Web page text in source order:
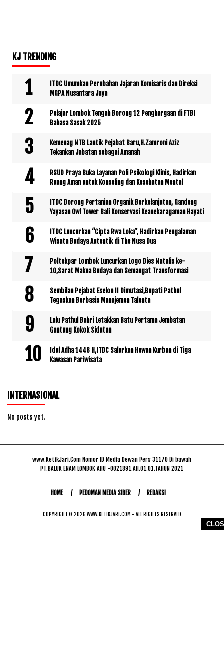
KJ TRENDING
ITDC Umumkan Perubahan Jajaran Komisaris dan Direksi
MGPA Nusantara Jaya
Pelajar Lombok Tengah Borong 12 Penghargaan di FTBI
Bahasa Sasak 2025
Kemenag NTB Lantik Pejabat Baru,H.Zamroni Aziz
Tekankan Jabatan sebagai Amanah
RSUD Praya Buka Layanan Poli Psikologi Klinis, Hadirkan
Ruang Aman untuk Konseling dan Kesehatan Mental
ITDC Dorong Pertanian Organik Berkelanjutan, Gandeng
Yayasan Owl Tower Bali Konservasi Keanekaragaman Hayati
ITDC Luncurkan “Cipta Rwa Loka”, Hadirkan Pengalaman
Wisata Budaya Autentik di The Nusa Dua
Poltekpar Lombok Luncurkan Logo Dies Natalis ke-
10,Sarat Makna Budaya dan Semangat Transformasi
Sembilan Pejabat Eselon II Dimutasi,Bupati Pathul
Tegaskan Berbasis Manajemen Talenta
Lalu Pathul Bahri Letakkan Batu Pertama Jembatan
Gantung Kokok Sidutan
Idul Adha 1446 H,ITDC Salurkan Hewan Kurban di Tiga
Kawasan Pariwisata
INTERNASIONAL
No posts yet.
www.KetikJari.Com Nomor ID Media Dewan Pers 31170 Di bawah
PT.BALUK ENAM LOMBOK AHU -0021891.AH.01.01.TAHUN 2021
HOME PEDOMAN MEDIA SIBER REDAKSI
COPYRIGHT © 2026 WWW.KETIKJARI.COM - ALL RIGHTS RESERVED